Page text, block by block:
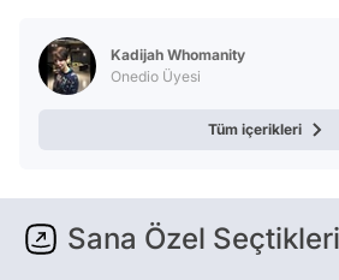
Kadijah Whomanity
Onedio Üyesi
Tüm içerikleri
Sana Özel